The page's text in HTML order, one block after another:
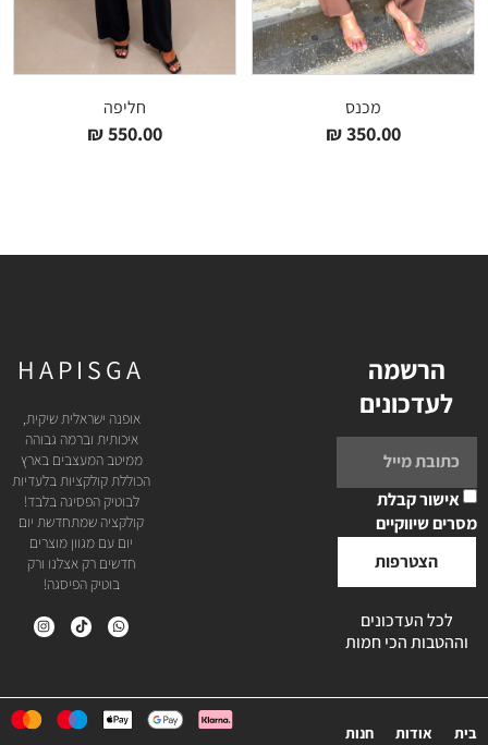
מכנס
350.00
₪
חליפה
550.00
₪
הרשמה
לעדכונים
אישור קבלת
מסרים שיווקיים
הצטרפות
לכל העדכונים
וההטבות הכי חמות
HAPISGA
אופנה ישראלית שיקית,
איכותית וברמה גבוהה
ממיטב המעצבים בארץ
הכוללת קולקציות בלעדיות
לבוטיק הפסיגה בלבד!
קולקציה שמתחדשת יום
יום עם מגוון מוצרים
חדשים רק אצלנו ורק
בוטיק הפיסגה!
בית אודות חנות